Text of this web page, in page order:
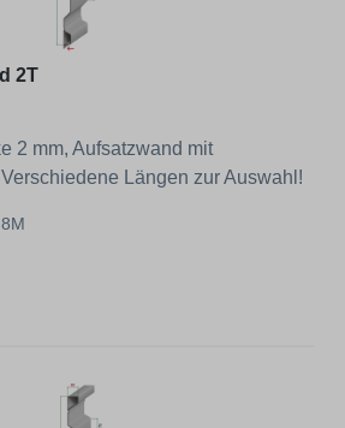
2T
2 mm, Aufsatzwand mit
Längen zur Auswahl!